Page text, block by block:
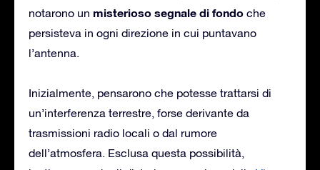
notarono un misterioso segnale di fondo che
persisteva in ogni direzione in cui puntavano
l’antenna.
Inizialmente, pensarono che potesse trattarsi di
un’interferenza terrestre, forse derivante da
trasmissioni radio locali o dal rumore
dell’atmosfera. Esclusa questa possibilità,